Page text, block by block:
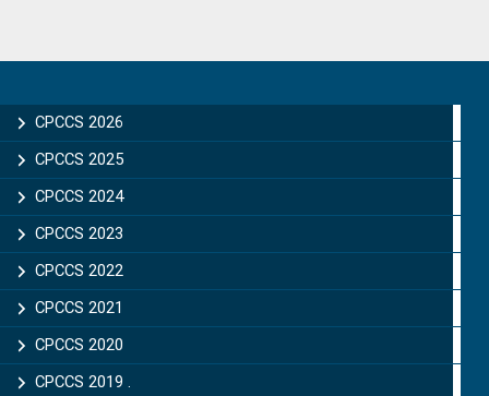
Sidebar
CPCCS 2026
CPCCS 2025
CPCCS 2024
CPCCS 2023
CPCCS 2022
CPCCS 2021
CPCCS 2020
CPCCS 2019 .